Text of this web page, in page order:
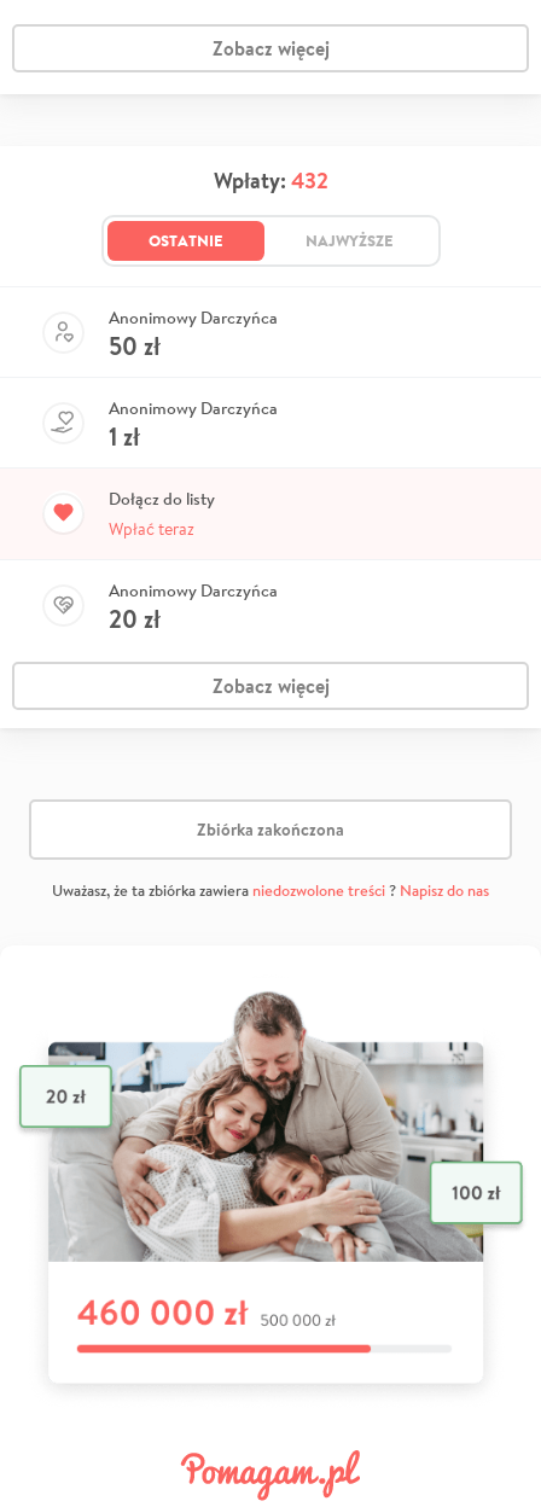
Zobacz więcej
Wpłaty: 432
OSTATNIE NAJWYŻSZE
Anonimowy Darczyńca
50 zł
Anonimowy Darczyńca
1 zł
Dołącz do listy
Wpłać teraz
Anonimowy Darczyńca
20 zł
Zobacz więcej
Zbiórka zakończona
Uważasz, że ta zbiórka zawiera niedozwolone treści? Napisz do nas